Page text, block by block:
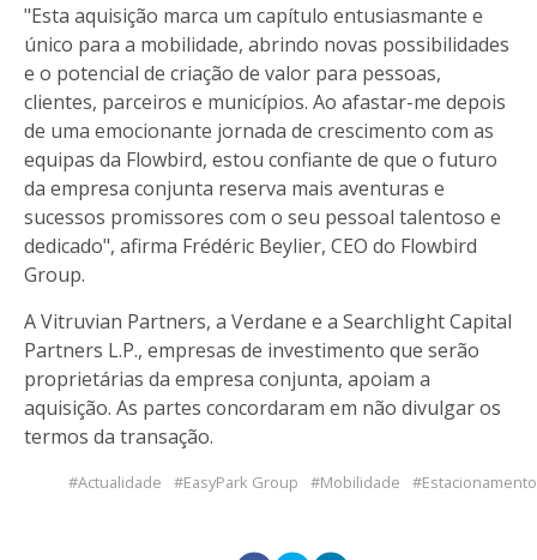
"Esta aquisição marca um capítulo entusiasmante e
único para a mobilidade, abrindo novas possibilidades
e o potencial de criação de valor para pessoas,
clientes, parceiros e municípios. Ao afastar-me depois
de uma emocionante jornada de crescimento com as
equipas da Flowbird, estou confiante de que o futuro
da empresa conjunta reserva mais aventuras e
sucessos promissores com o seu pessoal talentoso e
dedicado", afirma Frédéric Beylier, CEO do Flowbird
Group.
A Vitruvian Partners, a Verdane e a Searchlight Capital
Partners L.P., empresas de investimento que serão
proprietárias da empresa conjunta, apoiam a
aquisição. As partes concordaram em não divulgar os
termos da transação.
Actualidade EasyPark Group Mobilidade Estacionamento